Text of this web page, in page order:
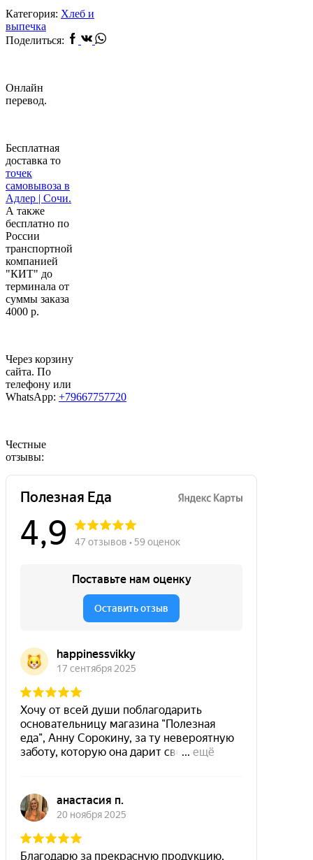
Категория: Хлеб и
выпечка
Поделиться: Facebook
Vk Whatsapp
Онлайн
перевод.
Бесплатная
доставка то
точек
самовывоза в
Адлер | Сочи.
А также
бесплатно по
России
транспортной
компанией
"КИТ" до
терминала от
суммы заказа
4000 р.
Через корзину
сайта. По
телефону или
WhatsApp: +79667757720
Честные
отзывы: